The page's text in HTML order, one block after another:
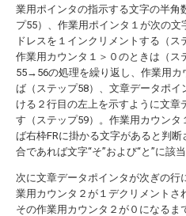
業用ポインタの指示する文字の半角
プ55）、作業用ポインタ１が次の文
ドレスを１インクリメントする（ス
作業用カウンタ１＞０のときは（ス
55→56の処理を繰り返し、作業用カ
ば（ステップ58）、文章データポイ
ける２行目の左上を示すように文章
す（ステップ59）。作業用カウンタ
ば右枠FRに掛かる文字があると判
合であれば文字“そ”および“と”に該当
次に文章データポインタが次ぎの行
業用カウンタ２が１デクリメントさ
その作業用カウンタ２が０になるま